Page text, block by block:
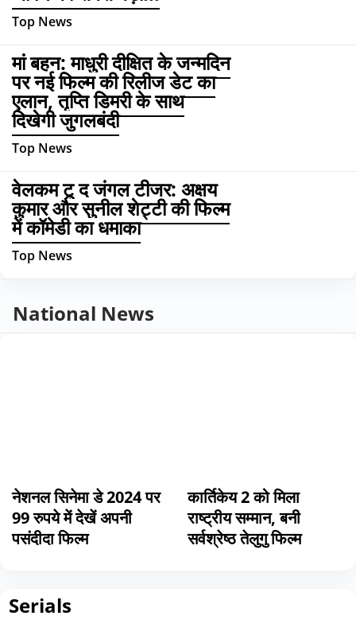
Top News
मां बहन: माधुरी दीक्षित के जन्मदिन
पर नई फिल्म की रिलीज डेट का
एलान, तृप्ति डिमरी के साथ
दिखेगी जुगलबंदी
Top News
वेलकम टू द जंगल टीजर: अक्षय
कुमार और सुनील शेट्टी की फिल्म
में कॉमेडी का धमाका
Top News
National News
नेशनल सिनेमा डे 2024 पर
99 रुपये में देखें अपनी
पसंदीदा फिल्म
कार्तिकेय 2 को मिला
राष्ट्रीय सम्मान, बनी
सर्वश्रेष्ठ तेलुगु फिल्म
Serials